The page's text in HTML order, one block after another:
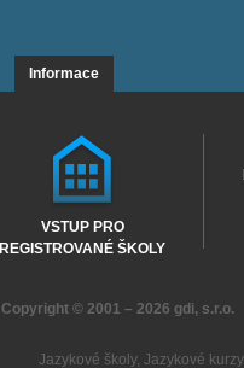
Informace
VSTUP PRO
REGISTROVANÉ ŠKOLY
Copyright © 2001 – 2026 gdi, s.r.o.
Jazykové školy, Jazykové kurzy,